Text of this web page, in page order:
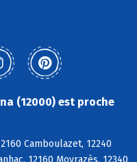
(12000) est proche
Camboulazet, 12240